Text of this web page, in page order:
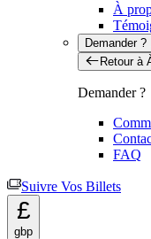
À
Demander ?
Retour à
Demander ?
FAQ
Suivre Vos Billets
£
gbp